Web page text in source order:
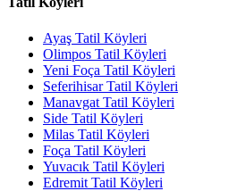
Ayaş Tatil Köyleri
Olimpos Tatil Köyleri
Yeni Foça Tatil Köyleri
Seferihisar Tatil Köyleri
Manavgat Tatil Köyleri
Side Tatil Köyleri
Milas Tatil Köyleri
Foça Tatil Köyleri
Yuvacık Tatil Köyleri
Edremit Tatil Köyleri